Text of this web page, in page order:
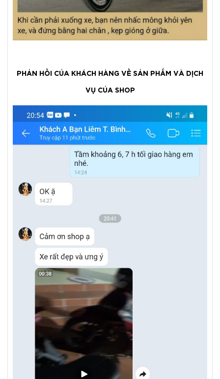
PHẢN HỒI CỦA KHÁCH HÀNG VỀ SẢN PHẨM VÀ DỊCH
VỤ CỦA SHOP